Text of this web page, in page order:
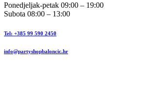
Ponedjeljak-petak 09:00 – 19:00
Subota 08:00 – 13:00
Tel: +385 99 590 2450
info@partyshopbaloncic.hr